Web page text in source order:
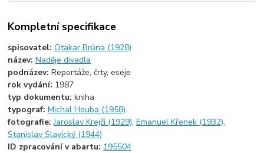
Kompletní specifikace
spisovatel:Otakar Brůna (1928)
název:Naděje divadla
podnázev:Reportáže, črty, eseje
rok vydání: 1987
typ dokumentu:kniha
typograf:Michal Houba (1958)
fotografie:Jaroslav Krejčí (1929),Emanuel Křenek (1932),
Stanislav Slavický (1944)
ID zpracování v abartu: 195504